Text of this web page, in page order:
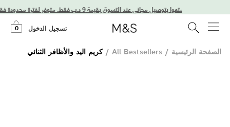
تسجيل الدخول 0
الصفحة الرئيسية /
All Bestsellers
/ كريم اليد والأظافر الثنائي